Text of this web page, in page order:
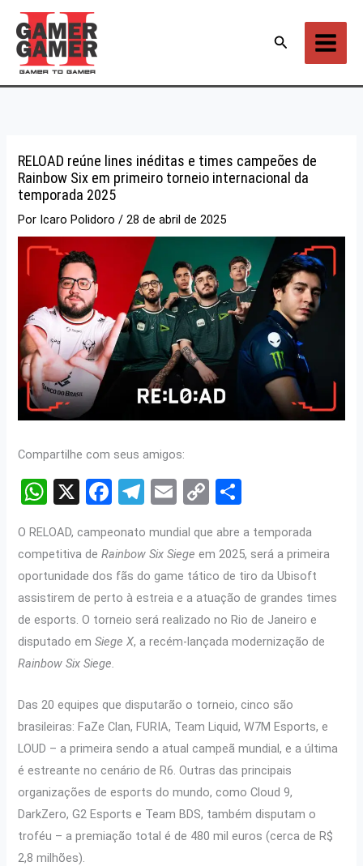
para
conteúdo
Pesquisar
RELOAD reúne lines inéditas e times campeões de
Rainbow Six em primeiro torneio internacional da
temporada 2025
Por Icaro Polidoro/28 de abril de 2025
Compartilhe com seus amigos:
W
at
s
A
p
p
X
F
ce
b
o
o
k
T
e
gr
a
m
E
ail
C
py
Li
n
k
ar
e
O RELOAD, campeonato mundial que abre a temporada
competitiva deRainbow Six Siege em 2025, será a primeira
oportunidade dos fãs do game tático de tiro da Ubisoft
assistirem de perto à estreia e a atuação de grandes times
de esports. O torneio será realizado no Rio de Janeiro e
disputado emSiege X, a recém-lançada modernização de
Rainbow Six Siege.
Das 20 equipes que disputarão o torneio, cinco são
brasileiras: FaZe Clan, FURIA, Team Liquid, W7M Esports, e
LOUD – a primeira sendo a atual campeã mundial, e a última
é estreante no cenário de R6. Outras das principais
organizações de esports do mundo, como Cloud 9,
DarkZero, G2 Esports e Team BDS, também disputam o
troféu – a premiação total é de 480 mil euros (cerca de R$
2,8 milhões).